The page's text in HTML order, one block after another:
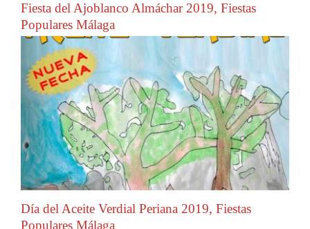
Fiesta del Ajoblanco Almáchar 2019, Fiestas
Populares Málaga
Día del Aceite Verdial Periana 2019, Fiestas
Populares Málaga